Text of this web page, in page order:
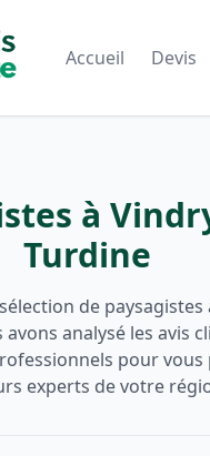
Accueil Devis
à
Turdine
de paysagistes
analysé les avis
pour vous
experts de votre